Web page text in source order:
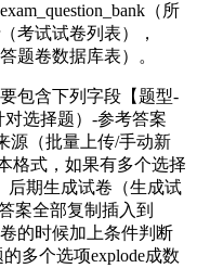
（所
考试试卷列表），
题卷数据库表）。
要包含下列字段【题型-
对选择题）-参考答案
源（批量上传/手动新
格式，如果有多个选择
后期生成试卷（生成试
案全部复制插入到
卷的时候加上条件判断
多个选项explode成数